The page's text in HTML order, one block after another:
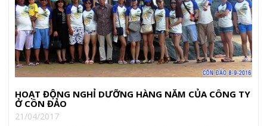
HOẠT ĐỘNG NGHỈ DƯỠNG HÀNG NĂM CỦA CÔNG TY
Ở CÔN ĐẢO
21/04/2017